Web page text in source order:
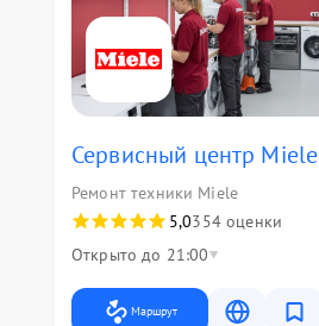
Сервисный центр Miele
Ремонт техники Miele
5,0354 оценки
Открыто до 21:00
Маршрут